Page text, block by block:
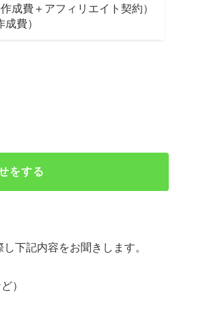
＋アフィリエイト契約）
費）
をする
下記内容をお聞きします。
）